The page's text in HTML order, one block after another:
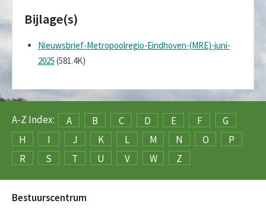
Bijlage(s)
Nieuwsbrief-Metropoolregio-Eindhoven-(MRE)-juni-
2025 (581.4K)
A-Z Index: A B C D E F
G
H
I J K L M N O
P
R
S T U V W Z
Bestuurscentrum